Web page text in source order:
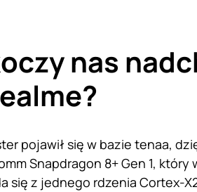
nas
pojawił się w bazie tenaa,
Snapdragon 8+ Gen 1,
się z jednego rdzenia Cortex-